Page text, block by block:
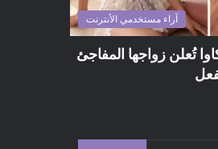
آراء مستخدمي الأنترنت
تُعلن زواجها المفاجئ